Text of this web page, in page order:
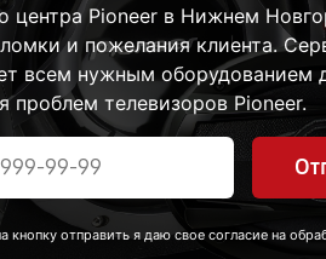
центра Pioneer в Нижнем
и пожелания клиента.
всем нужным оборудованием
проблем телевизоров Pioneer.
кнопку отправить я даю свое согласие на